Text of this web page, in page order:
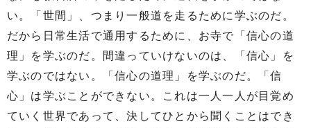
い。「世間」、つまり一般道を走るために学ぶのだ。
だから日常生活で通用するために、お寺で「信心の道
理」を学ぶのだ。間違っていけないのは、「信心」を
学ぶのではない。「信心の道理」を学ぶのだ。「信
心」は学ぶことができない。これは一人一人が目覚め
ていく世界であって、決してひとから聞くことはでき